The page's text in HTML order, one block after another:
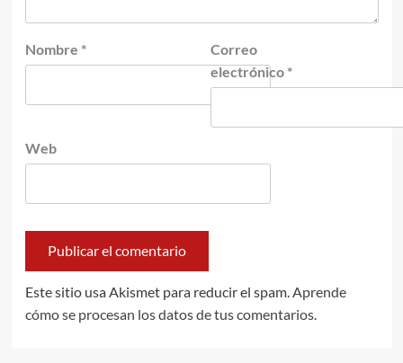
Nombre *
Correo
electrónico *
Web
Este sitio usa Akismet para reducir el spam. Aprende
cómo se procesan los datos de tus comentarios.